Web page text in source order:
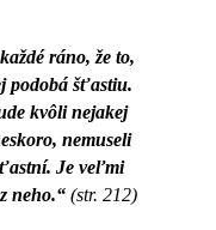
ráno, že to,
podobá šťastiu.
kvôli nejakej
nemuseli
Je veľmi
neho.“ (str. 212)